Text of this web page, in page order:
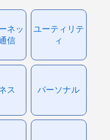
ネッ
信
ユーティリテ
ィ
ス パーソナル